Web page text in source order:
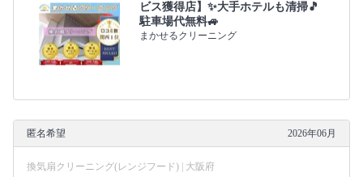
ビス獲得店】✨大手ホテルも清掃🎵
駐車場代無料🚙
まかせるクリーニング
匿名希望 2026年06月
換気扇クリーニング(レンジフード) | 大阪府